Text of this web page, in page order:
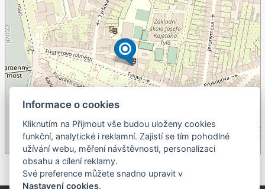
©OpenStreetMapcontributors.
Informace o cookies
Kliknutím na Přijmout vše budou uloženy cookies
funkční, analytické i reklamní. Zajistí se tím pohodlné
užívání webu, měření návštěvnosti, personalizaci
obsahu a cílení reklamy.
Své preference můžete snadno upravit v
Nastavení cookies.